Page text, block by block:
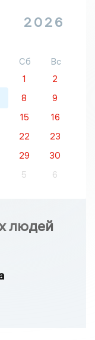
2026
Сб
Вс
1
2
8
9
15
16
22
23
29
30
5 6
людей